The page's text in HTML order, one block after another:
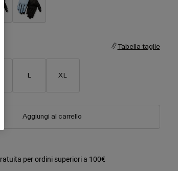
Tabella taglie
L XL
Aggiungi al carrello
per ordini superiori a 100€